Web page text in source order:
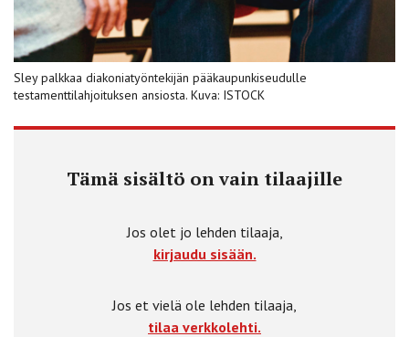
Sley palkkaa diakoniatyöntekijän pääkaupunkiseudulle
testamenttilahjoituksen ansiosta. Kuva: ISTOCK
Tämä sisältö on vain tilaajille
Jos olet jo lehden tilaaja,
kirjaudu sisään.
Jos et vielä ole lehden tilaaja,
tilaa verkkolehti.